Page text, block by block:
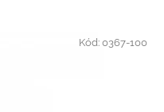
Kód:0367-100